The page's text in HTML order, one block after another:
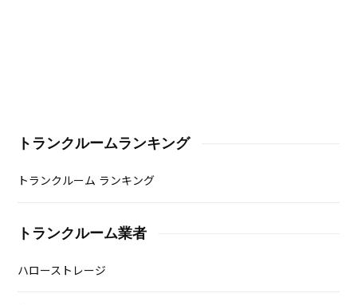
トランクルームランキング
トランクルーム ランキング
トランクルーム業者
ハローストレージ